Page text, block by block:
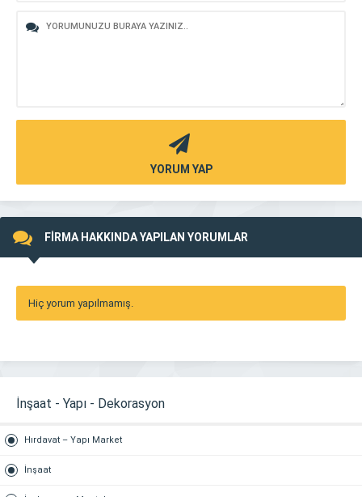
YORUM YAP
FİRMA HAKKINDA YAPILAN YORUMLAR
Hiç yorum yapılmamış.
İnşaat - Yapı - Dekorasyon
Hırdavat – Yapı Market
İnşaat